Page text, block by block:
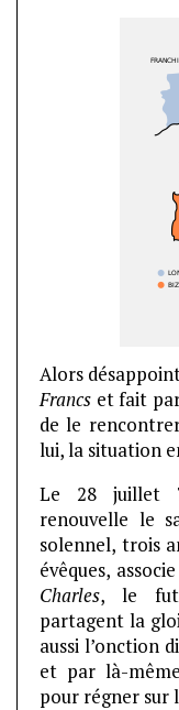
Alors
Francs et fait
de le
lui, la situation
Le 28 juillet
renouvelle le
solennel, trois
évêques,
Charles, le
partagent la
aussi l’onction
et par là-
pour régner sur